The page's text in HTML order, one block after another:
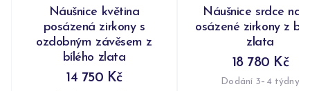
Náušnice květina
posázená zirkony s
ozdobným závěsem z
bílého zlata
14 750 Kč
Náušnice srdce
osázené zirkony z
zlata
18 780 Kč
Dodání 3–4 týdny